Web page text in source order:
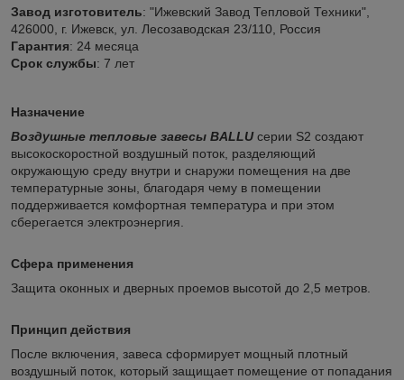
Завод изготовитель: "Ижевский Завод Тепловой Техники",
426000, г. Ижевск, ул. Лесозаводская 23/110, Россия
Гарантия: 24 месяца
Срок службы: 7 лет
Назначение
Воздушные тепловые завесы BALLUсерии S2 создают
высокоскоростной воздушный поток, разделяющий
окружающую среду внутри и снаружи помещения на две
температурные зоны, благодаря чему в помещении
поддерживается комфортная температура и при этом
сберегается электроэнергия.
Сфера применения
Защита оконных и дверных проемов высотой до 2,5 метров.
Принцип действия
После включения, завеса сформирует мощный плотный
воздушный поток, который защищает помещение от попадания